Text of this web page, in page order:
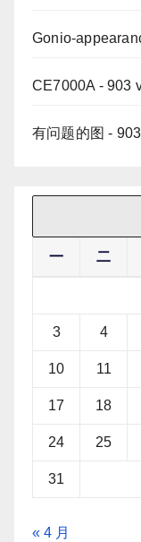
Gonio-
CE7000A - 903
有问题的图 -
一 二
3 4
10 11
17 18
24 25
31
« 4 月